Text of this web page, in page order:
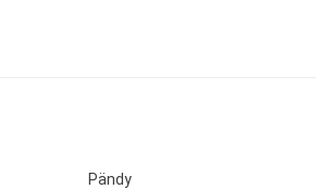
Pändy